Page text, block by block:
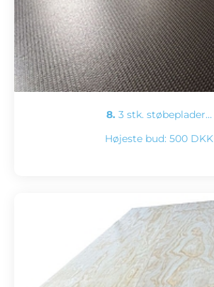
8. 3 stk. støbeplader…
Højeste bud: 500 DKK